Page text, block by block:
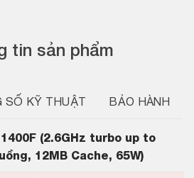
tin sản phẩm
SỐ KỸ THUẬT BẢO HÀNH
(2.6GHz turbo up to
12MB Cache, 65W)